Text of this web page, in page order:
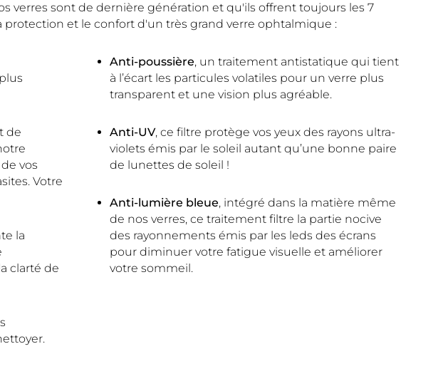
verres sont de dernière génération et qu'ils offrent toujours les 7
et le confort d'un très grand verre ophtalmique :
de
vos
Votre
la
clarté de
Anti-poussière, un traitement antistatique qui tient
à l’écart les particules volatiles pour un verre plus
transparent et une vision plus agréable.
Anti-UV, ce filtre protège vos yeux des rayons ultra-
violets émis par le soleil autant qu’une bonne paire
de lunettes de soleil !
Anti-lumière bleue, intégré dans la matière même
de nos verres, ce traitement filtre la partie nocive
des rayonnements émis par les leds des écrans
pour diminuer votre fatigue visuelle et améliorer
votre sommeil.